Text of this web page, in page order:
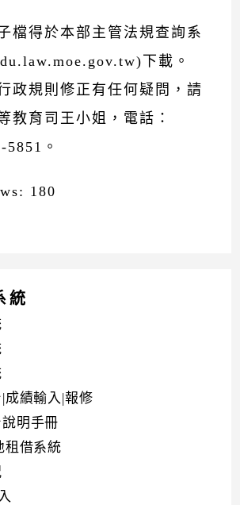
檔得於本部主管法規查詢系
下載。
政規則修正有任何疑問，請
教育司王小姐，電話：
5851。
180
統
成績輸入|報修
明手冊
租借系統